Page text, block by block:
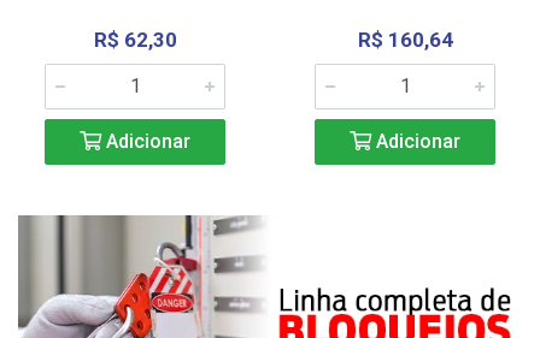
R$ 62,30
Adicionar
R$ 160,64
Adicionar